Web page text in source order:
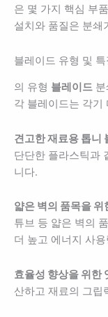
은 몇 가지 핵심 부
설치와 품질은 분쇄
블레이드 유형 및
의 유형 블레이드
각 블레이드는 각기
견고한 재료용 톱니
단단한 플라스틱과
니다.
얇은 벽의 품목을
튜브 등 얇은 벽의
더 높고 에너지 사
효율성 향상을 위한
산하고 재료의 그립